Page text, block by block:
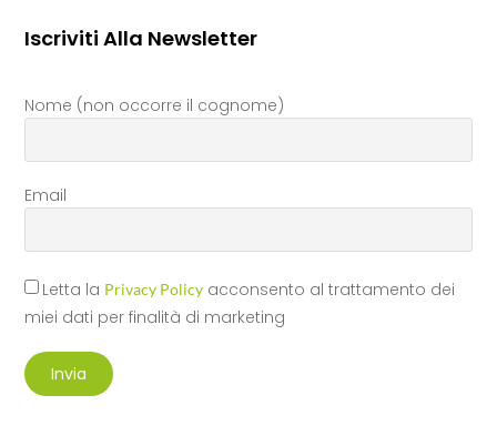
Iscriviti Alla Newsletter
Nome (non occorre il cognome)
Email
Letta la Privacy Policy acconsento al trattamento dei
miei dati per finalità di marketing
Invia